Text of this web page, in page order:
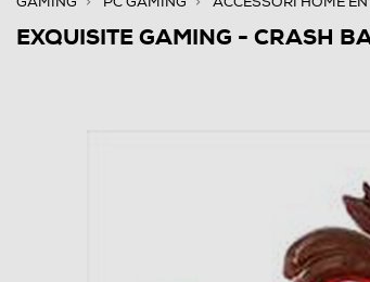
EXQUISITE GAMING - CRASH